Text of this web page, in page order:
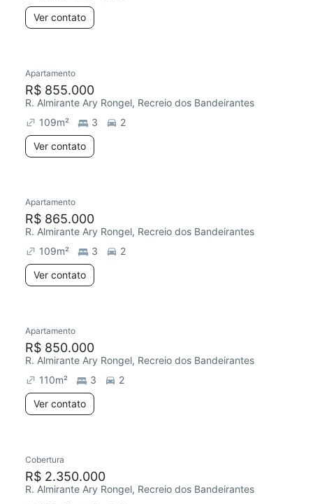
Ver contato
Apartamento
R$ 855.000
R. Almirante Ary Rongel, Recreio dos Bandeirantes
109m² 3
2
Ver contato
Apartamento
R$ 865.000
R. Almirante Ary Rongel, Recreio dos Bandeirantes
109m² 3
2
Ver contato
Apartamento
R$ 850.000
R. Almirante Ary Rongel, Recreio dos Bandeirantes
110m² 3
2
Ver contato
Cobertura
R$ 2.350.000
R. Almirante Ary Rongel, Recreio dos Bandeirantes